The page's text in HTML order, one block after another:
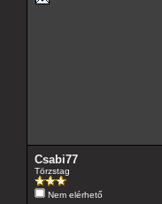
Csabi77
Törzstag
Nem elérhető